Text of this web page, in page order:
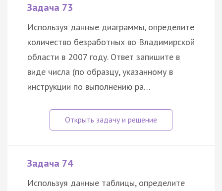
Задача 73
Используя данные диаграммы, определите
количество безработных во Владимирской
области в 2007 году. Ответ запишите в
виде числа (по образцу, указанному в
инструкции по выполнению ра…
Задача 74
Используя данные таблицы, определите